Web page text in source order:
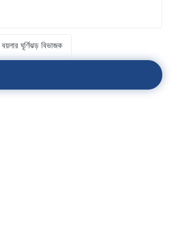
বয়লার ঘূর্ণিঝড় বিভাজক